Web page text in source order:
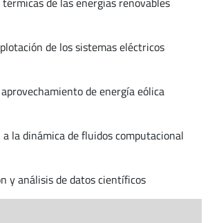
de los sistemas eléctricos
de energía eólica
la dinámica de fluidos computacional
y análisis de datos científicos